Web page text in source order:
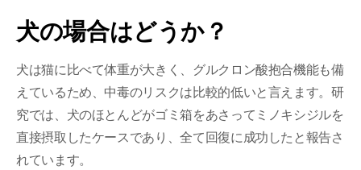
犬の場合はどうか？
犬は猫に比べて体重が大きく、グルクロン酸抱合機能も備
えているため、中毒のリスクは比較的低いと言えます。研
究では、犬のほとんどがゴミ箱をあさってミノキシジルを
直接摂取したケースであり、全て回復に成功したと報告さ
れています。